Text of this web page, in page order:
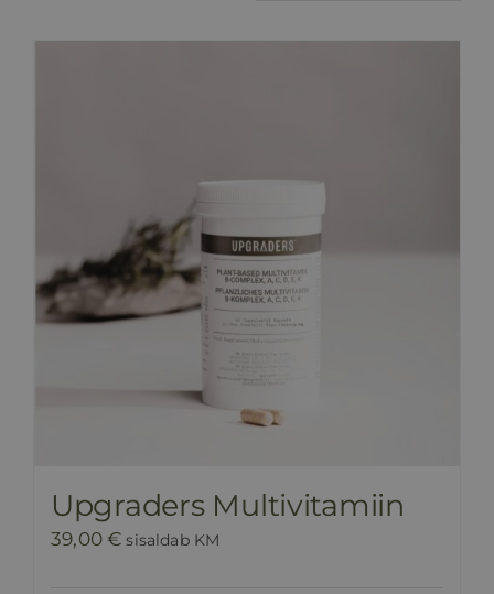
Upgraders Multivitamiin
39,00€ sisaldab KM